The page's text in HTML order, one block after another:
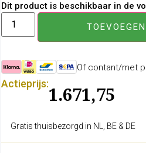
Dit product is beschikbaar in de
Of contant/met
Actieprijs:
1.671,75
Gratis thuisbezorgd in NL, BE & DE